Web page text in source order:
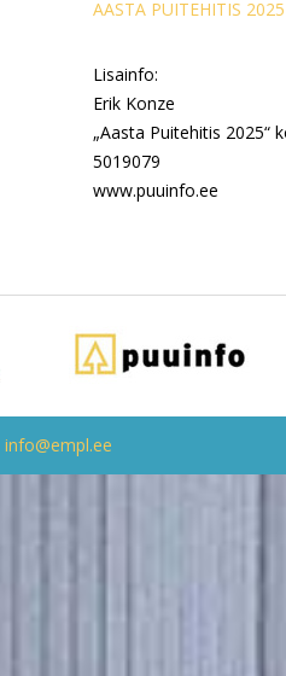
AASTA PUITEHITIS
Lisainfo:
Erik Konze
„Aasta Puitehitis 2025“
5019079
www.puuinfo.ee
info@empl.ee